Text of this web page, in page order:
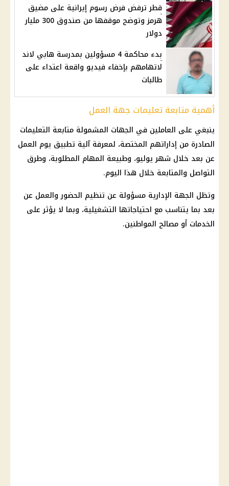
قطر ترفض فرض رسوم إيرانية على مضيق
هرمز وتوضح موقفها من صندوق 300 مليار
دولار
بدء محاكمة 4 مسؤولين بمدرسة هابي لاند
لاتهامهم بإخفاء فيديو واقعة اعتداء على
طالبات
أهمية متابعة تعليمات جهة العمل
ينبغي على العاملين في الجهات المشمولة متابعة التعليمات
الصادرة من إداراتهم المختصة، لمعرفة آلية تطبيق يوم العمل
عن بعد خلال شهر يوليو، وطبيعة المهام المطلوبة، وطرق
التواصل والمتابعة خلال هذا اليوم.
وتظل الجهة الإدارية مسؤولة عن تنظيم الحضور والعمل عن
بعد بما يتناسب مع احتياجاتها التشغيلية، وبما لا يؤثر على
الخدمات أو مصالح المواطنين.